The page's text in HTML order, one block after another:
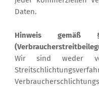
Daten.
Hinweis
Wir sind weder